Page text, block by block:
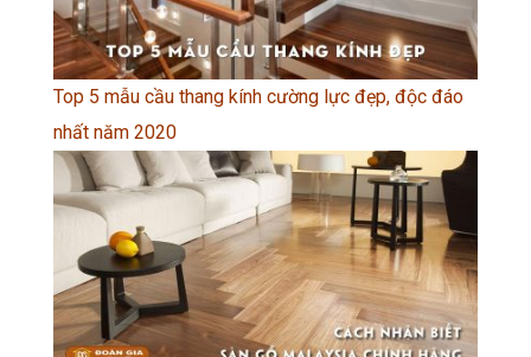
Top 5 mẫu cầu thang kính cường lực đẹp, độc đáo
nhất năm 2020